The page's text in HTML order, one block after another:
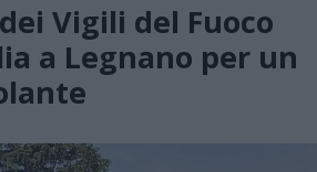
Vigili del Fuoco
a Legnano per un